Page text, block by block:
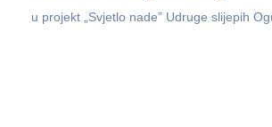
u projekt „Svjetlo nade” Udruge slijepih